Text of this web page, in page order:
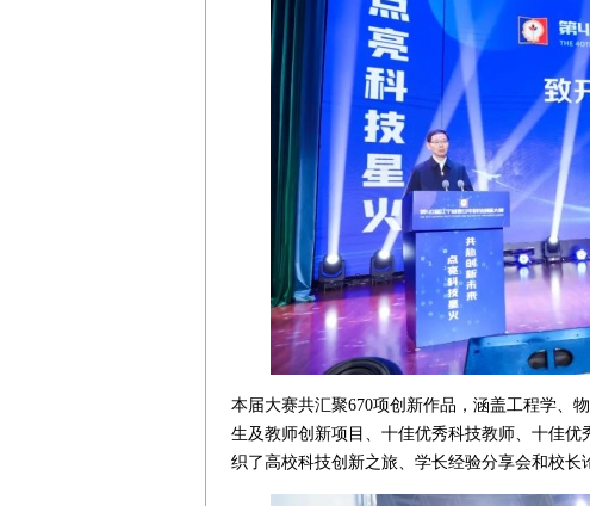
本届大赛共汇聚670项创新作品，涵盖工程学、
生及教师创新项目、十佳优秀科技教师、十佳
织了高校科技创新之旅、学长经验分享会和校长